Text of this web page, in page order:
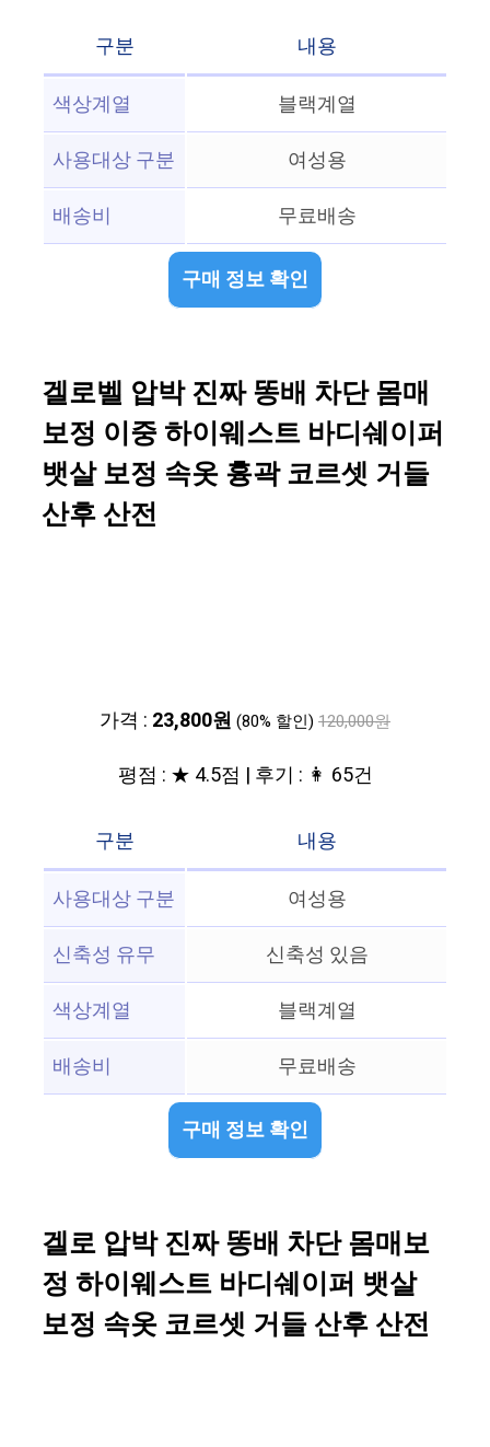
구분
내용
색상계열
블랙계열
사용대상 구분
여성용
배송비
무료배송
구매 정보 확인
겔로벨 압박 진짜 똥배 차단 몸매
보정 이중 하이웨스트 바디쉐이퍼
뱃살 보정 속옷 흉곽 코르셋 거들
산후 산전
가격 : 23,800원 (80% 할인) 120,000원
평점 : ★ 4.5점 | 후기 : 👩 65건
구분
내용
사용대상 구분
여성용
신축성 유무
신축성 있음
색상계열
블랙계열
배송비
무료배송
구매 정보 확인
겔로 압박 진짜 똥배 차단 몸매보
정 하이웨스트 바디쉐이퍼 뱃살
보정 속옷 코르셋 거들 산후 산전